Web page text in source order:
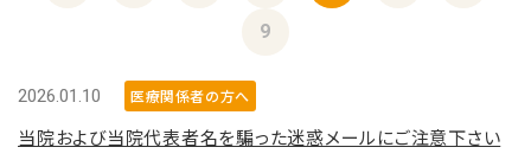
9
2026.01.10 医療関係者の方へ
当院および当院代表者名を騙った迷惑メールにご注意下さい